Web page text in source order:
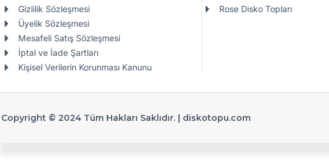
Gizlilik Sözleşmesi
Üyelik Sözleşmesi
Mesafeli Satış Sözleşmesi
İptal ve İade Şartları
Kişisel Verilerin Korunması Kanunu
Rose Disko Topları
Copyright © 2024 Tüm Hakları Saklıdır. | diskotopu.com